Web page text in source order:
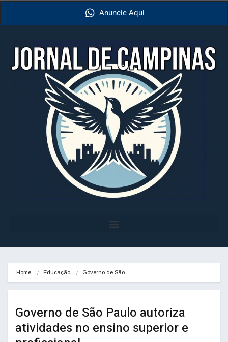
Anuncie Aqui
Home Educação Governo de São…
Governo de São Paulo autoriza
atividades no ensino superior e